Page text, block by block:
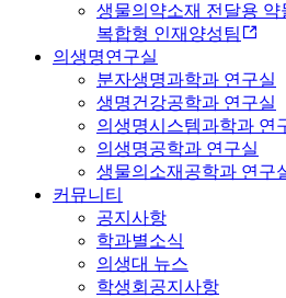
생물의약소재 전달용
복합형 인재양성팀
의생명연구실
분자생명과학과 연구실
생명건강공학과 연구실
의생명시스템과학과 연
의생명공학과 연구실
생물의소재공학과 연구
커뮤니티
공지사항
학과별소식
의생대 뉴스
학생회공지사항